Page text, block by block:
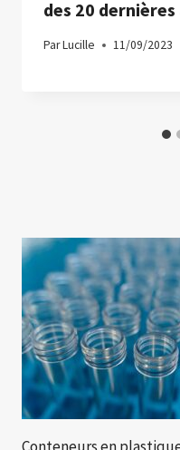
des 20 dernières
ParLucille 11/09/2023